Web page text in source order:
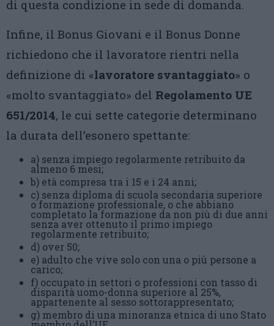
di questa condizione in sede di domanda.
Infine, il Bonus Giovani e il Bonus Donne
richiedono che il lavoratore rientri nella
definizione di «lavoratore svantaggiato» o
«molto svantaggiato» del Regolamento UE
651/2014, le cui sette categorie determinano
la durata dell’esonero spettante:
a) senza impiego regolarmente retribuito da
almeno 6 mesi;
b) età compresa tra i 15 e i 24 anni;
c) senza diploma di scuola secondaria superiore
o formazione professionale, o che abbiano
completato la formazione da non più di due anni
senza aver ottenuto il primo impiego
regolarmente retribuito;
d) over 50;
e) adulto che vive solo con una o più persone a
carico;
f) occupato in settori o professioni con tasso di
disparità uomo-donna superiore al 25%,
appartenente al sesso sottorappresentato;
g) membro di una minoranza etnica di uno Stato